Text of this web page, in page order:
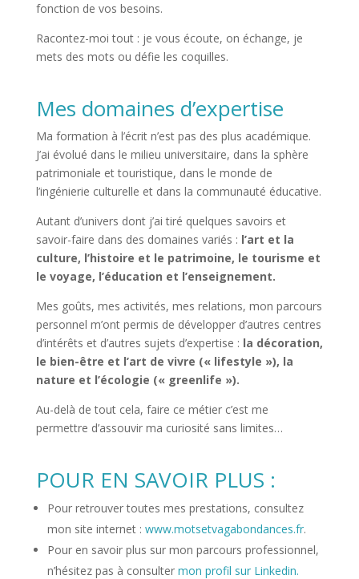
fonction de vos besoins.
Racontez-moi tout : je vous écoute, on échange, je
mets des mots ou défie les coquilles.
Mes domaines d’expertise
Ma formation à l’écrit n’est pas des plus académique.
J’ai évolué dans le milieu universitaire, dans la sphère
patrimoniale et touristique, dans le monde de
l’ingénierie culturelle et dans la communauté éducative.
Autant d’univers dont j’ai tiré quelques savoirs et
savoir-faire dans des domaines variés : l’art et la
culture, l’histoire et le patrimoine, le tourisme et
le voyage, l’éducation et l’enseignement.
Mes goûts, mes activités, mes relations, mon parcours
personnel m’ont permis de développer d’autres centres
d’intérêts et d’autres sujets d’expertise : la décoration,
le bien-être et l’art de vivre (« lifestyle »), la
nature et l’écologie (« greenlife »).
Au-delà de tout cela, faire ce métier c’est me
permettre d’assouvir ma curiosité sans limites…
POUR EN SAVOIR PLUS :
Pour retrouver toutes mes prestations, consultez
mon site internet : www.motsetvagabondances.fr.
Pour en savoir plus sur mon parcours professionnel,
n’hésitez pas à consultermon profil sur Linkedin.